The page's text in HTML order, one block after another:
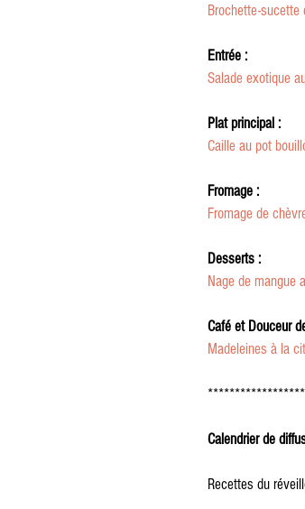
Brochette-sucette
Entrée :
Salade exotique
Plat principal :
Caille au pot
Fromage :
Fromage de
Desserts :
Nage de mangue
Café et Douceur
Madeleines à la
Calendrier de
Recettes du